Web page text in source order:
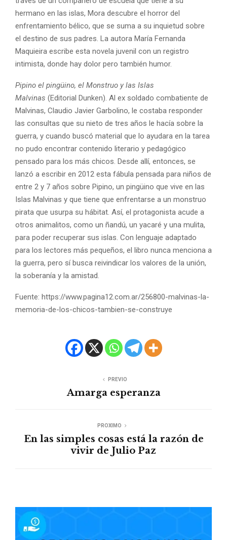
hermano en las islas, Mora descubre el horror del
enfrentamiento bélico, que se suma a su inquietud sobre
el destino de sus padres. La autora María Fernanda
Maquieira escribe esta novela juvenil con un registro
intimista, donde hay dolor pero también humor.
Pipino el pingüino, el Monstruo y las Islas
Malvinas (Editorial Dunken). Al ex soldado combatiente de
Malvinas, Claudio Javier Garbolino, le costaba responder
las consultas que su nieto de tres años le hacía sobre la
guerra, y cuando buscó material que lo ayudara en la tarea
no pudo encontrar contenido literario y pedagógico
pensado para los más chicos. Desde allí, entonces, se
lanzó a escribir en 2012 esta fábula pensada para niños de
entre 2 y 7 años sobre Pipino, un pingüino que vive en las
Islas Malvinas y que tiene que enfrentarse a un monstruo
pirata que usurpa su hábitat. Así, el protagonista acude a
otros animalitos, como un ñandú, un yacaré y una mulita,
para poder recuperar sus islas. Con lenguaje adaptado
para los lectores más pequeños, el libro nunca menciona a
la guerra, pero sí busca reivindicar los valores de la unión,
la soberanía y la amistad.
Fuente: https://www.pagina12.com.ar/256800-malvinas-la-
memoria-de-los-chicos-tambien-se-construye
PREVIO
Amarga esperanza
PROXIMO
En las simples cosas está la razón de
vivir de Julio Paz